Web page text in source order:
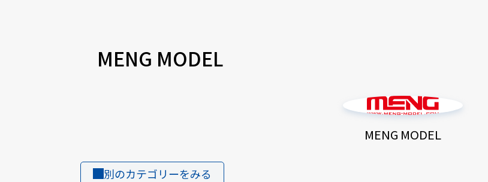
MENG MODEL
MENG MODEL
別のカテゴリーをみる